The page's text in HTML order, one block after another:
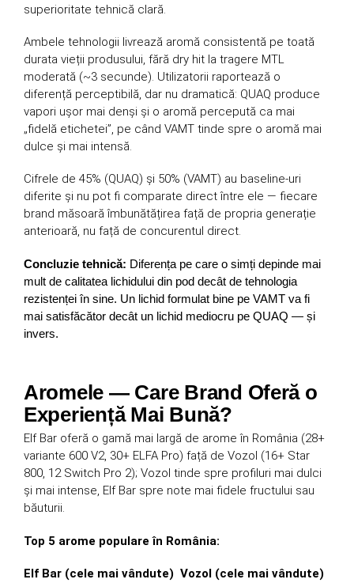
superioritate tehnică clară.
Ambele tehnologii livrează aromă consistentă pe toată
durata vieții produsului, fără dry hit la tragere MTL
moderată (~3 secunde). Utilizatorii raportează o
diferență perceptibilă, dar nu dramatică: QUAQ produce
vapori ușor mai denși și o aromă percepută ca mai
„fidelă etichetei”, pe când VAMT tinde spre o aromă mai
dulce și mai intensă.
Cifrele de 45% (QUAQ) și 50% (VAMT) au baseline-uri
diferite și nu pot fi comparate direct între ele — fiecare
brand măsoară îmbunătățirea față de propria generație
anterioară, nu față de concurentul direct.
Concluzie tehnică: Diferența pe care o simți depinde mai
mult de calitatea lichidului din pod decât de tehnologia
rezistenței în sine. Un lichid formulat bine pe VAMT va fi
mai satisfăcător decât un lichid mediocru pe QUAQ — și
invers.
Aromele — Care Brand Oferă o
Experiență Mai Bună?
Elf Bar oferă o gamă mai largă de arome în România (28+
variante 600 V2, 30+ ELFA Pro) față de Vozol (16+ Star
800, 12 Switch Pro 2); Vozol tinde spre profiluri mai dulci
și mai intense, Elf Bar spre note mai fidele fructului sau
băuturii.
Top 5 arome populare în România:
Elf Bar (cele mai vândute) Vozol (cele mai vândute)